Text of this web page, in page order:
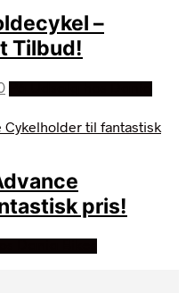
–
Tilbud!
Den
pris
er:
pris!